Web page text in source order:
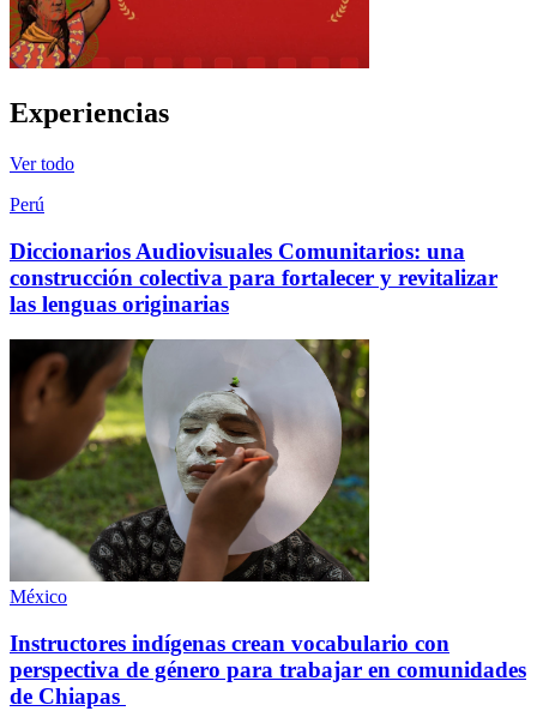
Experiencias
Ver todo
Perú
Diccionarios Audiovisuales Comunitarios: una
construcción colectiva para fortalecer y revitalizar
las lenguas originarias
México
Instructores indígenas crean vocabulario con
perspectiva de género para trabajar en comunidades
de Chiapas